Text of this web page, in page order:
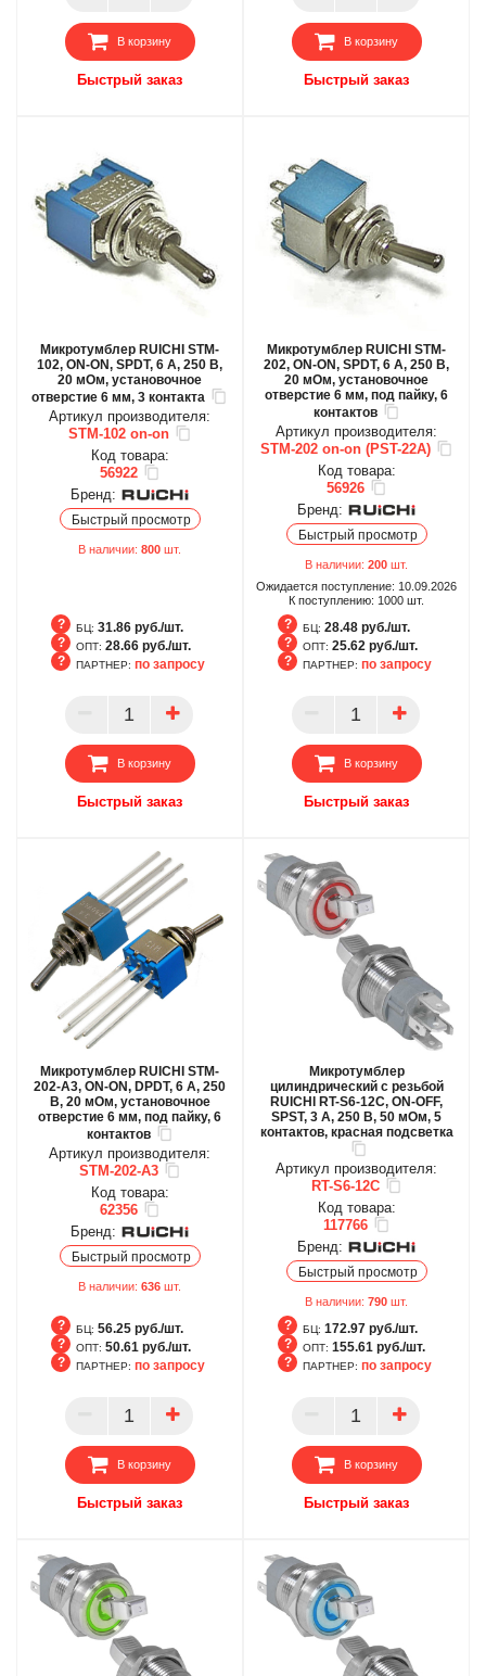
В корзину
Быстрый заказ
В корзину
Быстрый заказ
Микротумблер RUICHI STM-
102, ON-ON, SPDT, 6 А, 250 В,
20 мОм, установочное
отверстие 6 мм, 3 контакта
Артикул производителя:
STM-102 on-on
Код товара:
56922
Бренд:
Быстрый просмотр
В наличии: 800 шт.
БЦ: 31.86 руб./шт.
ОПТ: 28.66 руб./шт.
ПАРТНЕР
ПАРТНЕР: по запросу
В корзину
Быстрый заказ
Микротумблер RUICHI STM-
202, ON-ON, SPDT, 6 А, 250 В,
20 мОм, установочное
отверстие 6 мм, под пайку, 6
контактов
Артикул производителя:
STM-202 on-on (PST-22A)
Код товара:
56926
Бренд:
Быстрый просмотр
В наличии: 200 шт.
Ожидается поступление: 10.09.2026
К поступлению: 1000 шт.
БЦ: 28.48 руб./шт.
ОПТ: 25.62 руб./шт.
ПАРТНЕР
ПАРТНЕР: по запросу
В корзину
Быстрый заказ
Микротумблер RUICHI STM-
202-A3, ON-ON, DPDT, 6 А, 250
В, 20 мОм, установочное
отверстие 6 мм, под пайку, 6
контактов
Артикул производителя:
STM-202-A3
Код товара:
62356
Бренд:
Быстрый просмотр
В наличии: 636 шт.
БЦ: 56.25 руб./шт.
ОПТ: 50.61 руб./шт.
ПАРТНЕР
ПАРТНЕР: по запросу
В корзину
Быстрый заказ
Микротумблер
цилиндрический с резьбой
RUICHI RT-S6-12C, ON-OFF,
SPST, 3 А, 250 В, 50 мОм, 5
контактов, красная подсветка
Артикул производителя:
RT-S6-12C
Код товара:
117766
Бренд:
Быстрый просмотр
В наличии: 790 шт.
БЦ: 172.97 руб./шт.
ОПТ: 155.61 руб./шт.
ПАРТНЕР
ПАРТНЕР: по запросу
В корзину
Быстрый заказ